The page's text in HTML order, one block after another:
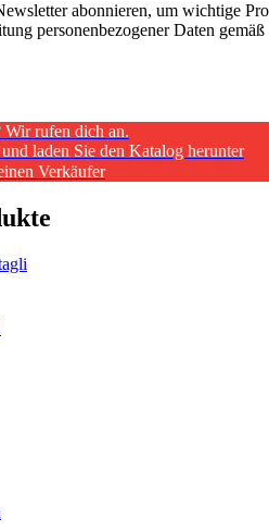
abonnieren, um wichtige
personenbezogener Daten gemäß
rufen dich an.
laden Sie den Katalog herunter
Verkäufer